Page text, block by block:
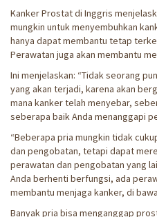
Kanker Prostat di Inggris
mungkin untuk menyembuhkan
hanya dapat membantu tetap
Perawatan juga akan membantu
Ini menjelaskan: “Tidak seorang
yang akan terjadi, karena akan
mana kanker telah menyebar,
seberapa baik Anda menanggapi
“Beberapa pria mungkin tidak
dan pengobatan, tetapi dapat
perawatan dan pengobatan yang
Anda berhenti berfungsi, ada
membantu menjaga kanker, di
Banyak pria bisa menganggap